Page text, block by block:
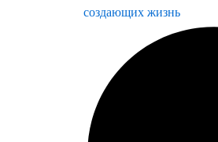
создающих жизнь